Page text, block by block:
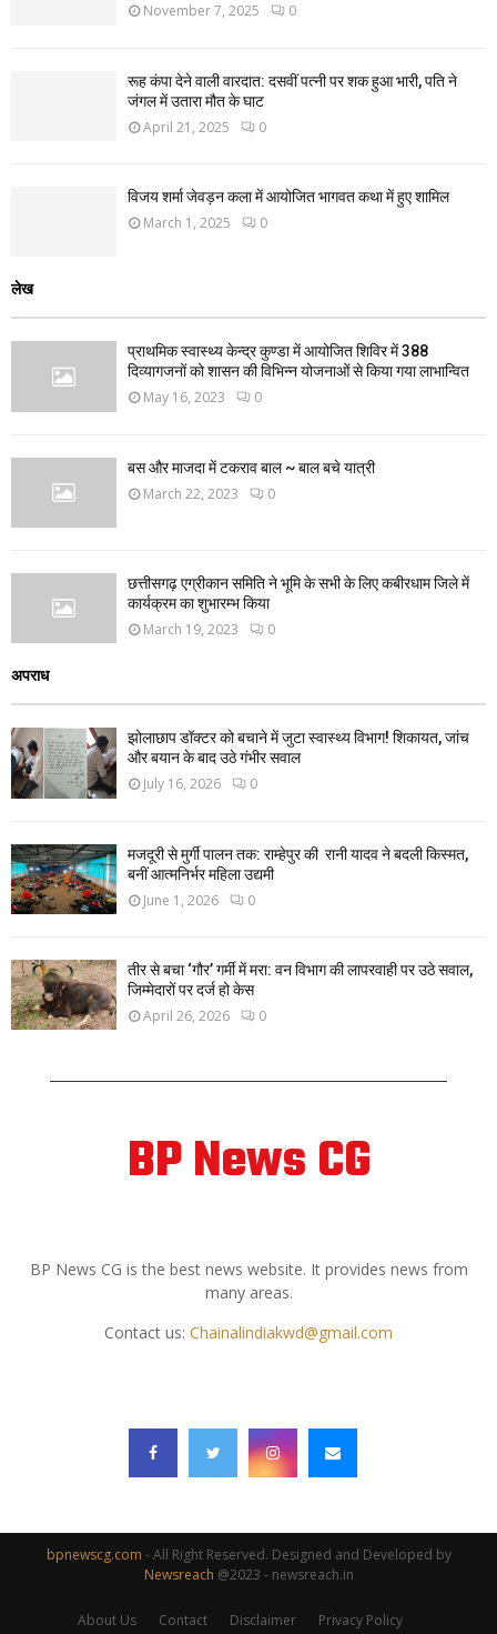
November 7, 2025 0
रूह कंपा देने वाली वारदात: दसवीं पत्नी पर शक हुआ भारी, पति ने
जंगल में उतारा मौत के घाट
April 21, 2025 0
विजय शर्मा जेवड़न कला में आयोजित भागवत कथा में हुए शामिल
March 1, 2025 0
लेख
प्राथमिक स्वास्थ्य केन्द्र कुण्डा में आयोजित शिविर में 388
दिव्यागजनों को शासन की विभिन्न योजनाओं से किया गया लाभान्वित
May 16, 2023 0
बस और माजदा में टकराव बाल ~ बाल बचे यात्री
March 22, 2023 0
छत्तीसगढ़ एग्रीकान समिति ने भूमि के सभी के लिए कबीरधाम जिले में
कार्यक्रम का शुभारम्भ किया
March 19, 2023 0
अपराध
झोलाछाप डॉक्टर को बचाने में जुटा स्वास्थ्य विभाग! शिकायत, जांच
और बयान के बाद उठे गंभीर सवाल
July 16, 2026 0
मजदूरी से मुर्गी पालन तक: राम्हेपुर की रानी यादव ने बदली किस्मत,
बनीं आत्मनिर्भर महिला उद्यमी
June 1, 2026 0
तीर से बचा ‘गौर’ गर्मी में मरा: वन विभाग की लापरवाही पर उठे सवाल,
जिम्मेदारों पर दर्ज हो केस
April 26, 2026 0
BP News CG
BP News CG is the best news website. It provides news from
many areas.
Contact us: Chainalindiakwd@gmail.com
bpnewscg.com - All Right Reserved. Designed and Developed by
Newsreach @2023 - newsreach.in
About Us Contact Disclaimer Privacy Policy